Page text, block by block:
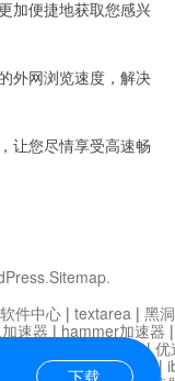
便捷地获取您感兴
网浏览速度，解决
您尽情享受高速畅
.Sitemap.
下载
件中心 | textarea | 黑
速器 | hammer加速器
迷雾通|优
速器|anycast加速器 |